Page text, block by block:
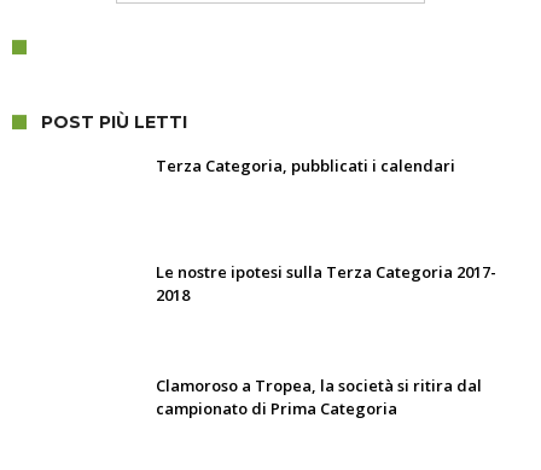
POST PIÙ LETTI
Terza Categoria, pubblicati i calendari
Le nostre ipotesi sulla Terza Categoria 2017-
2018
Clamoroso a Tropea, la società si ritira dal
campionato di Prima Categoria